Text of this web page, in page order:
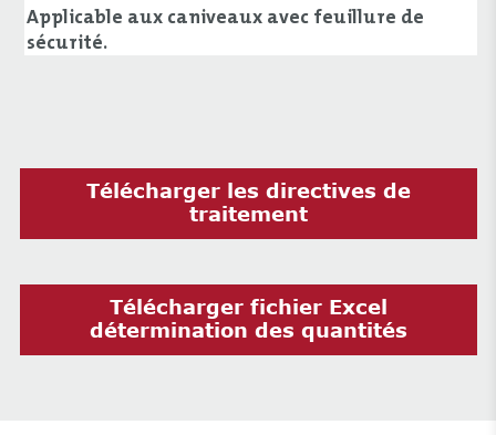
Applicable aux caniveaux avec feuillure de
sécurité.
Télécharger les directives de
traitement
Télécharger fichier Excel
détermination des quantités